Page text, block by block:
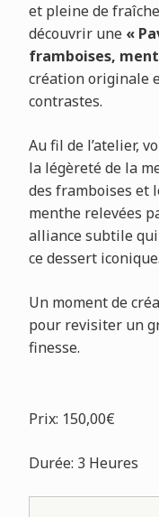
et pleine de
découvrir une «
framboises,
création originale
contrastes.
Au fil de l’atelier,
la légèreté de la
des framboises et
menthe relevées
alliance subtile
ce dessert iconique.
Un moment de
pour revisiter un
finesse.
Prix: 150,00€
Durée: 3 Heures